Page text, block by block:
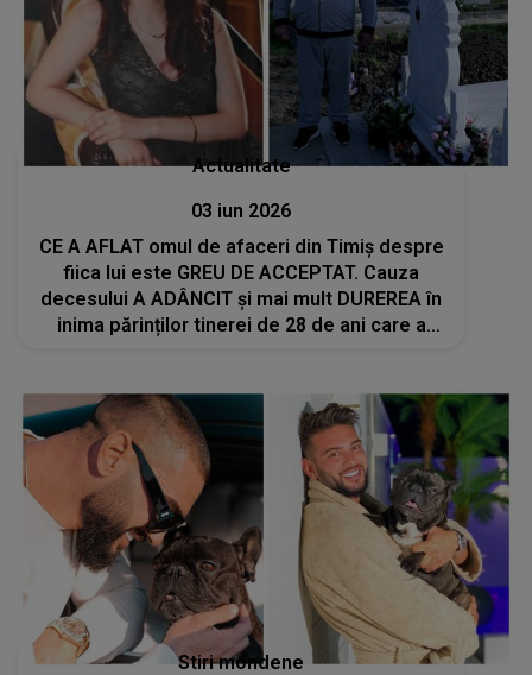
Actualitate
03 iun 2026
CE A AFLAT omul de afaceri din Timiș despre
fiica lui este GREU DE ACCEPTAT. Cauza
decesului A ADÂNCIT și mai mult DUREREA în
inima părinților tinerei de 28 de ani care a
Stiri mondene